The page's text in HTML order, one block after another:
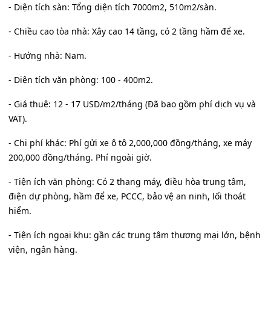
- Diện tích sàn: Tổng diện tích 7000m2, 510m2/sàn.
- Chiều cao tòa nhà: Xây cao 14 tầng, có 2 tầng hầm để xe.
- Hướng nhà: Nam.
- Diện tích văn phòng: 100 - 400m2.
- Giá thuê: 12 - 17 USD/m2/tháng (Đã bao gồm phí dịch vụ và
VAT).
- Chi phí khác: Phí gửi xe ô tô 2,000,000 đồng/tháng, xe máy
200,000 đồng/tháng. Phí ngoài giờ.
- Tiện ích văn phòng: Có 2 thang máy, điều hòa trung tâm,
điện dự phòng, hầm để xe, PCCC, bảo vệ an ninh, lối thoát
hiểm.
- Tiện ích ngoại khu: gần các trung tâm thương mại lớn, bệnh
viện, ngân hàng.